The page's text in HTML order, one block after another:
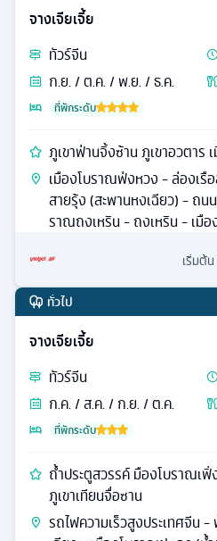
จางเจียเจี้ย
ทัวร์จีน
ก.ย. / ต.ค. / พ.ย. / ธ.ค.
ที่พักระดับ
ภูเขาฟ่านจิ้งซ้าน ภูเขาอวตาร
เมืองโบราณฟ่งหวง - ล่องเรื
สายรุ้ง (สะพานหงเฉียว) - ถ
ราณถงเหริน - ถงเหริน - เมือ
เริ่มต้น
ทั่วไป